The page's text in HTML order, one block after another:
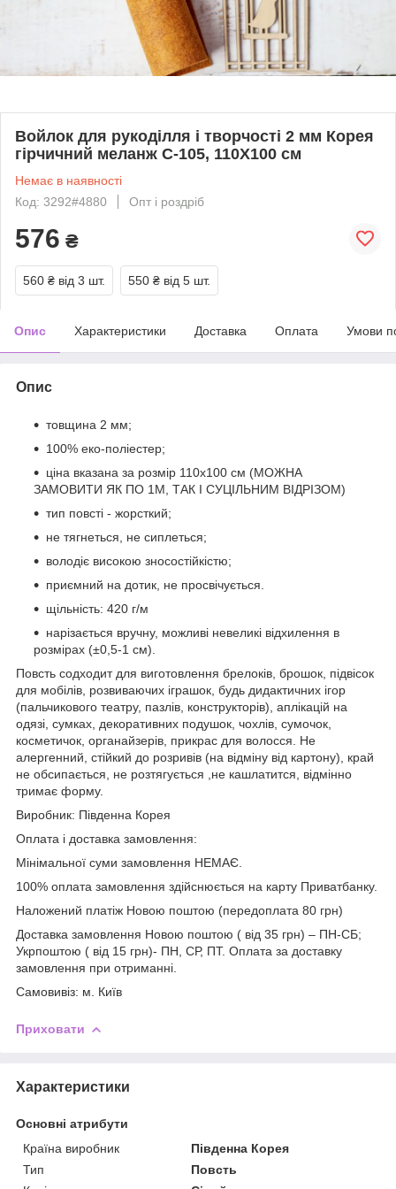
Войлок для рукоділля і творчості 2 мм Корея
гірчичний меланж C-105, 110Х100 см
Немає в наявності
Код: 3292#4880
Опт і роздріб
576 ₴
560 ₴ від 3 шт. 550 ₴ від 5 шт.
Опис Характеристики Доставка Оплата Умови
Опис
товщина 2 мм;
100% еко-поліестер;
ціна вказана за розмір 110х100 см (МОЖНА
ЗАМОВИТИ ЯК ПО 1М, ТАК І СУЦІЛЬНИМ ВІДРІЗОМ)
тип повсті - жорсткий;
не тягнеться, не сиплеться;
володіє високою зносостійкістю;
приємний на дотик, не просвічується.
щільність: 420 г/м
нарізається вручну, можливі невеликі відхилення в
розмірах (±0,5-1 см).
Повсть содходит для виготовлення брелоків, брошок, підвісок
для мобілів, розвиваючих іграшок, будь дидактичних ігор
(пальчикового театру, пазлів, конструкторів), аплікацій на
одязі, сумках, декоративних подушок, чохлів, сумочок,
косметичок, органайзерів, прикрас для волосся. Не
алергенний, стійкий до розривів (на відміну від картону), край
не обсипається, не розтягується ,не кашлатится, відмінно
тримає форму.
Виробник: Південна Корея
Оплата і доставка замовлення:
Мінімальної суми замовлення НЕМАЄ.
100% оплата замовлення здійснюється на карту Приватбанку.
Наложений платіж Новою поштою (передоплата 80 грн)
Доставка замовлення Новою поштою ( від 35 грн) – ПН-СБ;
Укрпоштою ( від 15 грн)- ПН, СР, ПТ. Оплата за доставку
замовлення при отриманні.
Самовивіз: м. Київ
Приховати
Характеристики
Основні атрибути
Країна виробник
Південна Корея
Тип
Повсть